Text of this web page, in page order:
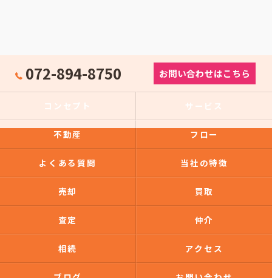
072-894-8750 お問い合わせはこちら
コンセプト サービス
不動産 フロー
よくある質問 当社の特徴
売却 買取
査定 仲介
相続 アクセス